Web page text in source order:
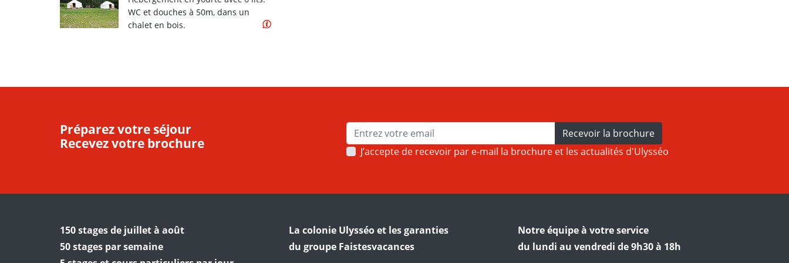
WC et douches à 50m, dans un
chalet en bois.
Préparez votre séjour
Recevez votre brochure
Recevoir la brochure
J’accepte de recevoir par e-mail la brochure et les actualités d'Ulysséo
150 stages de juillet à août
50 stages par semaine
La colonie Ulysséo et les garanties
du groupe Faistesvacances
Notre équipe à votre service
du lundi au vendredi de 9h30 à 18h